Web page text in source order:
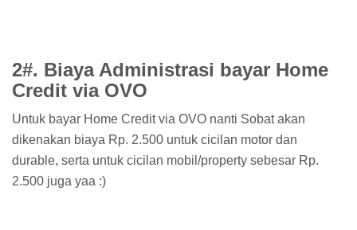
2#. Biaya Administrasi bayar Home
Credit via OVO
Untuk bayar Home Credit via OVO nanti Sobat akan
dikenakan biaya Rp. 2.500 untuk cicilan motor dan
durable, serta untuk cicilan mobil/property sebesar Rp.
2.500 juga yaa :)